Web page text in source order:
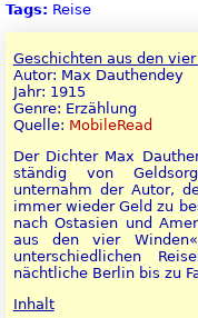
Tags: Reise
Geschichten aus den
Autor: Max Dauthendey
Jahr: 1915
Genre: Erzählung
Quelle: MobileRead
Der Dichter Max
ständig von
unternahm der Autor,
immer wieder Geld zu
nach Ostasien und
aus den vier
unterschiedlichen
nächtliche Berlin bis zu
Inhalt